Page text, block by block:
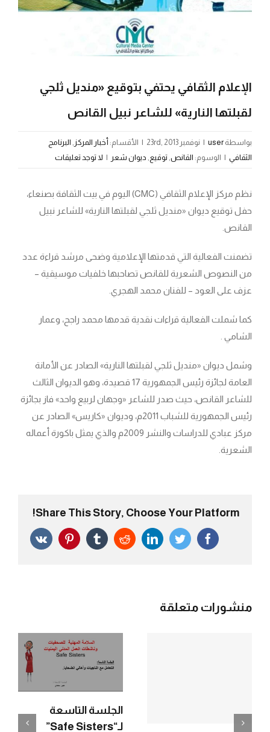
الإعلام الثقافي يحتفي بتوقيع «منديل ثلجي
لقبلتها النارية» للشاعر نبيل القانص
بواسطةuser
| نوفمبر 23rd, 2013 | الأقسام: أخبار المركز , البرنامج
الثقافي | الوسوم: القانص,توقيع, ديوان شعر | لا توجد تعليقات
نظم مركز الإعلام الثقافي (CMC) اليوم في بيت الثقافة بصنعاء،
حفل توقيع ديوان «منديل ثلجي لقبلتها النارية» للشاعر نبيل
القانص.
تضمنت الفعالية التي قدمتها الإعلامية وضحى مرشد قراءة عدد
من النصوص الشعرية للقانص تصاحبها خلفيات موسيقية –
عزف على العود – للفنان محمد الهجري.
كما شملت الفعالية قراءات نقدية قدمها محمد راجح، وعمار
الشامي .
وشمل ديوان «منديل ثلجي لقبلتها النارية» الصادر عن الأمانة
العامة لجائزة رئيس الجمهورية 17 قصيدة، وهو الديوان الثالث
للشاعر القانص، حيث صدر للشاعر «وجهان لربيع واحد» فاز بجائزة
رئيس الجمهورية للشباب 2011م، وديوان «كاريس» الصادر عن
مركز عبادي للدراسات والنشر 2009م والذي يمثل باكورة أعماله
الشعرية.
Share This Story, Choose Your Platform!
Facebook
Twitter
LinkedIn
Reddit
Tumblr
Pinterest
Vk
منشورات متعلقة
الجلسة التاسعة
لـ“Safe Sisters”